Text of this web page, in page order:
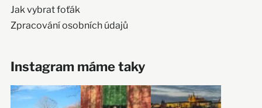
Jak vybrat foťák
Zpracování osobních údajů
Instagram máme taky